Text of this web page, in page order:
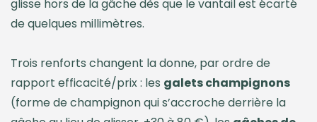
glisse hors de la gâche dès que le vantail est écarté
de quelques millimètres.
Trois renforts changent la donne, par ordre de
rapport efficacité/prix : les galets champignons
(forme de champignon qui s’accroche derrière la